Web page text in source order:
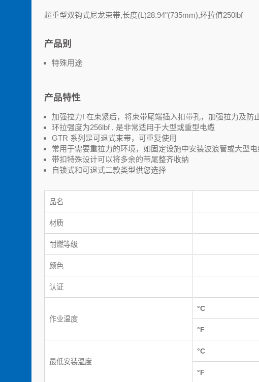
超重型双钩式尼龙束带,长度(L)28.94"(735mm),环拉值250lbf
产品别
特殊用途
产品特性
加强拉力! 在束紧后，将束带尾端插入扣带孔，加强拉力及防
环拉强度为256lbf , 是非常适用于大型或重型电缆
GTR 系列是可退式束带，可重复使用
常用于需要重拉力的环境，如固定设施中安装波浪管或大型电
带扣特殊设计可以将多余的带尾整齐收纳
自锁式和可退式二款类型供您选择
品名
材质
耐燃等级
颜色
认证
作业温度
°C
°F
最低安装温度
°C
°F